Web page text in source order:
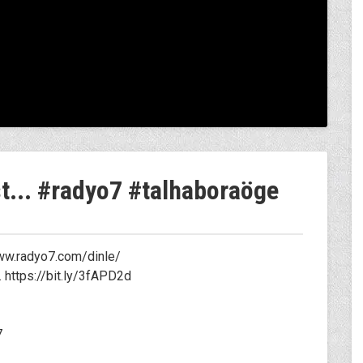
#radyo7 #talhaboraöge
dinle/
https://bit.ly/3fAPD2d